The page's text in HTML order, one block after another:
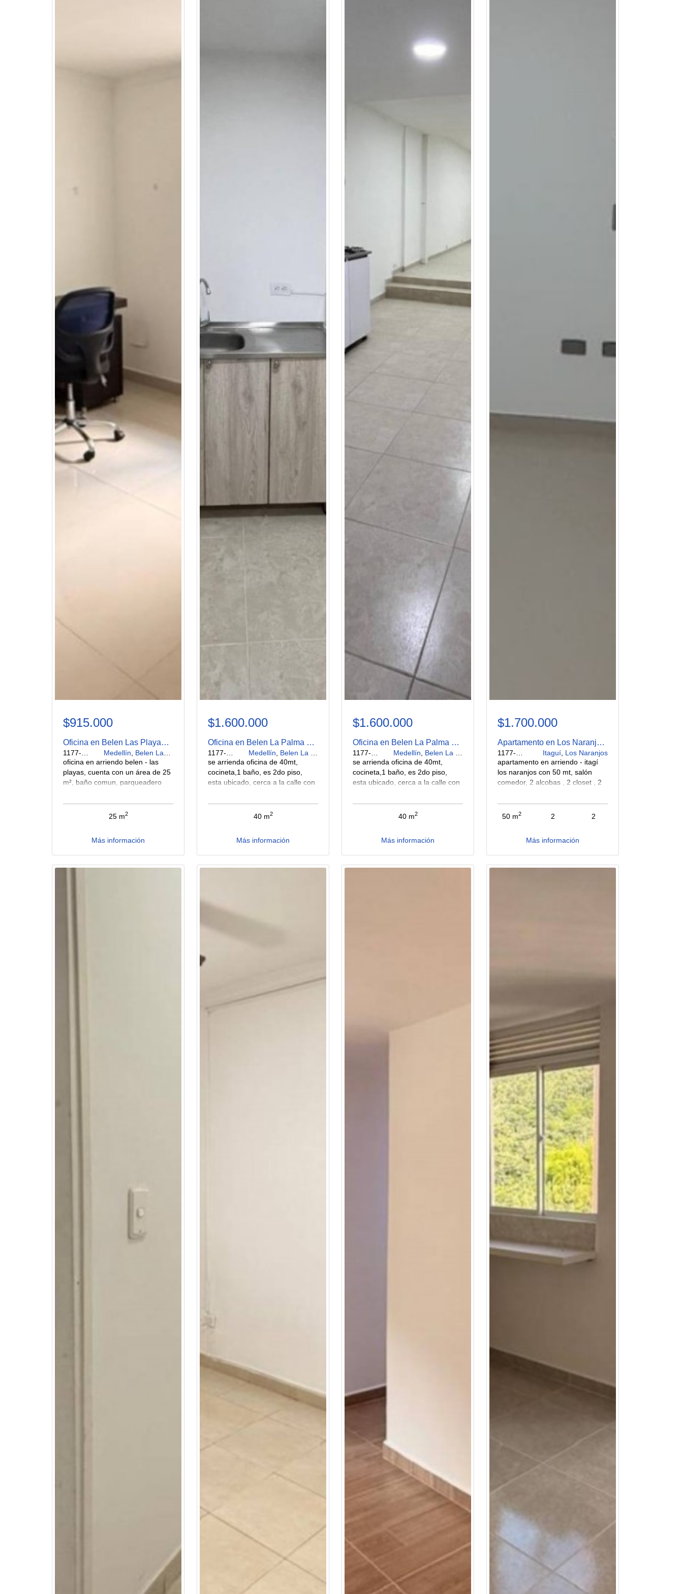
$915.000
Oficina en Belen Las Playas en Arriendo
1177-697 Medellín, Belen Las Playas
oficina en arriendo belen - las
playas, cuenta con un área de 25
m², baño comun, parqueadero
calle 30 $ 915.000
25 m2
Más información
$1.600.000
Oficina en Belen La Palma en Arriendo
1177-554 Medellín, Belen La Palma
se arrienda oficina de 40mt,
cocineta,1 baño, es 2do piso,
esta ubicado, cerca a la calle con
molinos, cerca a los molinos con
buen acceso a transporte publico,
40 m2
Más información
$1.600.000
Oficina en Belen La Palma en Arriendo
1177-553 Medellín, Belen La Palma
se arrienda oficina de 40mt,
cocineta,1 baño, es 2do piso,
esta ubicado, cerca a la calle con
molinos, cerca a los molinos con
buen acceso a transporte publico,
40 m2
Más información
$1.700.000
Apartamento en Los Naranjos en Arriendo
1177-693 Itaguí, Los Naranjos
apartamento en arriendo - itagí
los naranjos con 50 mt, salón
comedor, 2 alcobas , 2 closet , 2
ropas, balcón, pisos en cerámica
y laminado. edificio con citófono,
50 m2 2 2
Más información